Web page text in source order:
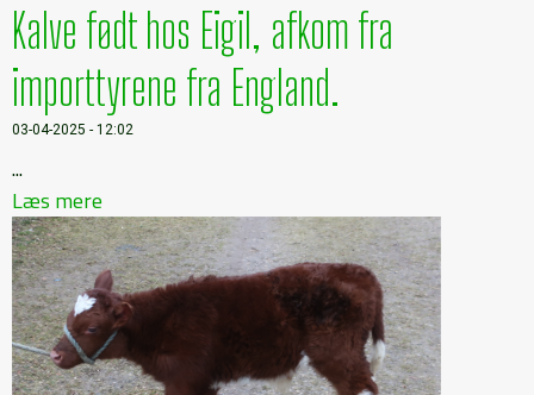
Kalve født hos Eigil, afkom fra
importtyrene fra England.
03-04-2025 - 12:02
...
Læs mere